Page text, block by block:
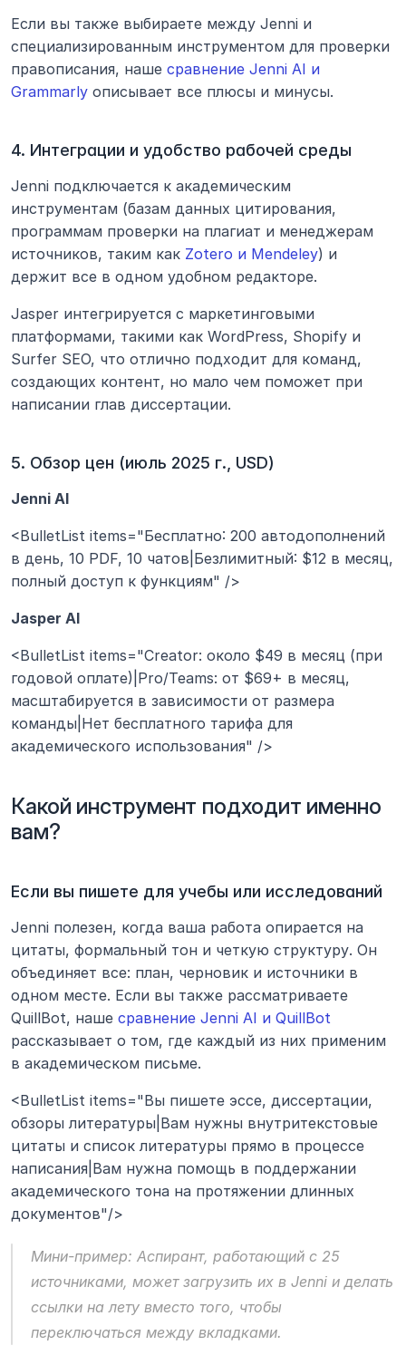
Если вы также выбираете между Jenni и
специализированным инструментом для проверки
правописания, наше сравнение Jenni AI и
Grammarly описывает все плюсы и минусы.
4. Интеграции и удобство рабочей среды
Jenni подключается к академическим
инструментам (базам данных цитирования,
программам проверки на плагиат и менеджерам
источников, таким как Zotero и Mendeley) и
держит все в одном удобном редакторе.
Jasper интегрируется с маркетинговыми
платформами, такими как WordPress, Shopify и
Surfer SEO, что отлично подходит для команд,
создающих контент, но мало чем поможет при
написании глав диссертации.
5. Обзор цен (июль 2025 г., USD)
Jenni AI
<BulletList items="Бесплатно: 200 автодополнений
в день, 10 PDF, 10 чатов|Безлимитный: $12 в месяц,
полный доступ к функциям" />
Jasper AI
<BulletList items="Creator: около $49 в месяц (при
годовой оплате)|Pro/Teams: от $69+ в месяц,
масштабируется в зависимости от размера
команды|Нет бесплатного тарифа для
академического использования" />
Какой инструмент подходит именно
вам?
Если вы пишете для учебы или исследований
Jenni полезен, когда ваша работа опирается на
цитаты, формальный тон и четкую структуру. Он
объединяет все: план, черновик и источники в
одном месте. Если вы также рассматриваете
QuillBot, наше сравнение Jenni AI и QuillBot
рассказывает о том, где каждый из них применим
в академическом письме.
<BulletList items="Вы пишете эссе, диссертации,
обзоры литературы|Вам нужны внутритекстовые
цитаты и список литературы прямо в процессе
написания|Вам нужна помощь в поддержании
академического тона на протяжении длинных
документов"/>
Мини-пример: Аспирант, работающий с 25
источниками, может загрузить их в Jenni и делать
ссылки на лету вместо того, чтобы
переключаться между вкладками.